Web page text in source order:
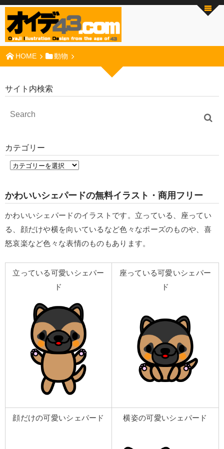
HOME 動物
サイト内検索
カテゴリー
かわいいシェパードの無料イラスト・商用フリー
かわいいシェパードのイラストです。立っている、座ってい
る、顔だけや横を向いているなど色々なポーズのものや、喜
怒哀楽など色々な表情のものもあります。
立っている可愛いシェパー
ド
座っている可愛いシェパー
ド
顔だけの可愛いシェパード 横姿の可愛いシェパード